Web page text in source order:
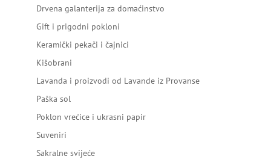
Drvena galanterija za domaćinstvo
Gift i prigodni pokloni
Keramički pekači i čajnici
Kišobrani
Lavanda i proizvodi od Lavande iz Provanse
Paška sol
Poklon vrećice i ukrasni papir
Suveniri
Sakralne svijeće